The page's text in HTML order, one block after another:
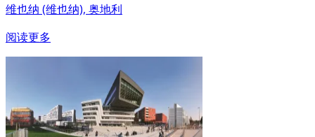
维也纳 (维也纳), 奥地利
阅读更多